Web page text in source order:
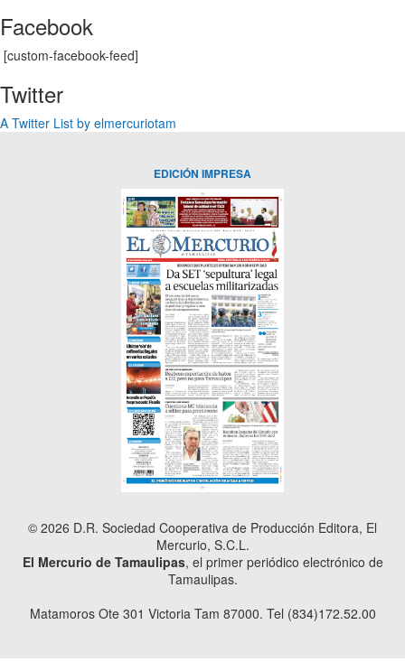
Facebook
[custom-facebook-feed]
Twitter
A Twitter List by elmercuriotam
EDICIÓN IMPRESA
© 2026 D.R. Sociedad Cooperativa de Producción Editora, El
Mercurio, S.C.L.
El Mercurio de Tamaulipas, el primer periódico electrónico de
Tamaulipas.
Matamoros Ote 301 Victoria Tam 87000. Tel (834)172.52.00